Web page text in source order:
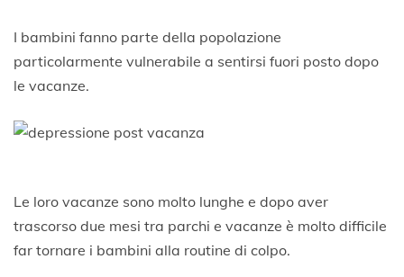
I bambini fanno parte della popolazione
particolarmente vulnerabile a sentirsi fuori posto dopo
le vacanze.
Le loro vacanze sono molto lunghe e dopo aver
trascorso due mesi tra parchi e vacanze è molto difficile
far tornare i bambini alla routine di colpo.